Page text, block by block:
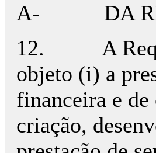
A- DA
12. A
objeto (i) a
financeira e
criação,